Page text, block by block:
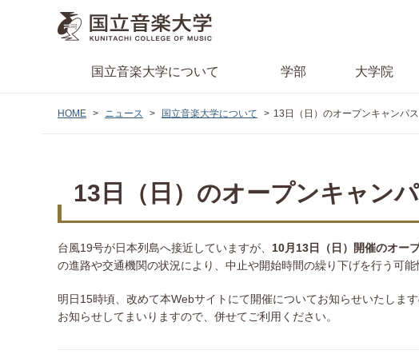
国立音楽大学について 学部 大学院
HOME ニュース 国立音楽大学について 13日（日）のオープンキャンパ
13日（日）のオープンキャン
台風19号が日本列島へ接近していますが、 10月13日（日）開催のオー
の進路や交通機関の状況により、中止や開始時間の繰り下げを行う可能
明日15時頃、改めて本Webサイトにて開催についてお知らせいたしま
お知らせしてまいりますので、併せてご利用ください。